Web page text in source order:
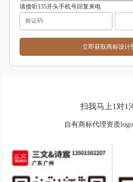
请接听135开头手机号回复来电
扫我马上1对1
自有商标代理资质